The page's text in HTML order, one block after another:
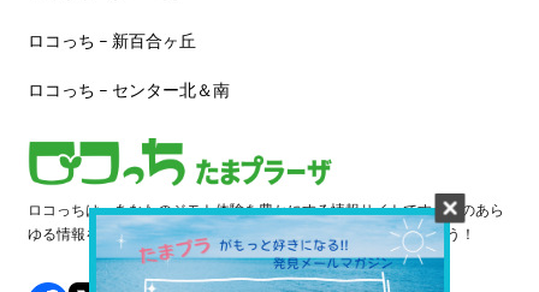
ロコっち – 新百合ヶ丘
ロコっち – センター北＆南
ロコっちは、あなたのジモト体験を豊かにする情報サイトです。街のあら
ゆる情報を収集し、日々更新しています。早速情報を探してみよう！